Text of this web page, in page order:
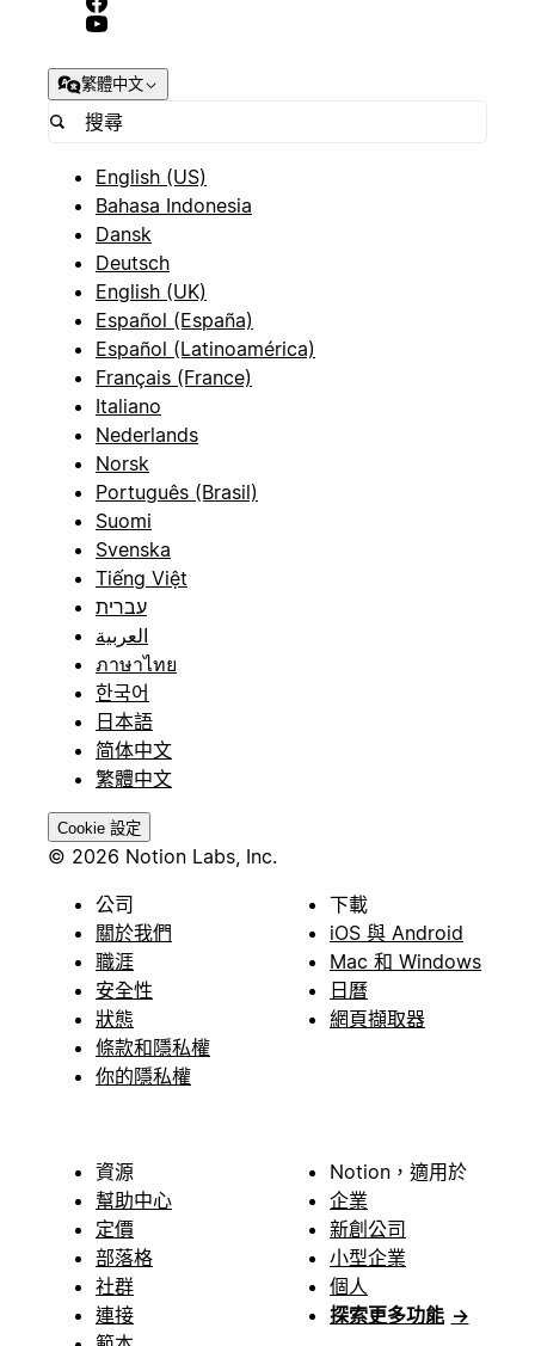
繁體中文
English (US)
Bahasa Indonesia
Dansk
Deutsch
English (UK)
Español (España)
Español (Latinoamérica)
Français (France)
Italiano
Nederlands
Norsk
Português (Brasil)
Suomi
Svenska
Tiếng Việt
עברית
العربية
ภาษาไทย
한국어
日本語
简体中文
繁體中文
Cookie 設定
© 2026 Notion Labs, Inc.
公司
關於我們
職涯
安全性
狀態
條款和隱私權
你的隱私權
下載
iOS 與 Android
Mac 和 Windows
日曆
網頁擷取器
資源
幫助中心
定價
部落格
社群
連接
Notion，適用於
企業
新創公司
小型企業
個人
探索更多功能 →